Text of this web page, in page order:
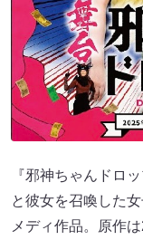
『邪神ちゃんドロ
と彼女を召喚した
メディ作品。原作